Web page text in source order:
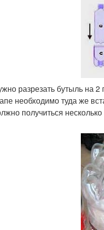
разрезать бутыль на
необходимо туда же
получиться